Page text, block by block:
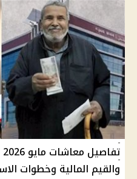
والقيم المالية وخطوات